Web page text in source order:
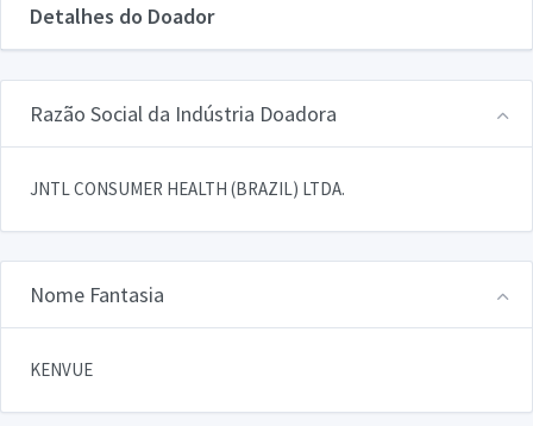
Detalhes do Doador
Razão Social da Indústria Doadora
JNTL CONSUMER HEALTH (BRAZIL) LTDA.
Nome Fantasia
KENVUE